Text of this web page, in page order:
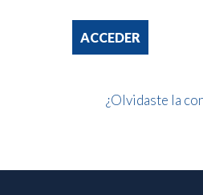
¿Olvidaste la